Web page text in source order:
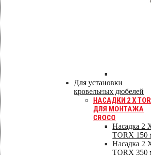
Для установки
кровельных дюбелей
НАСАДКИ 2 X
ДЛЯ МОНТАЖА
CROCO
Насадка 2
TORX 150
Насадка 2
TORX 350
ПВХ — ворот для
ПВХ — ворот для
Патрубок для дефлектора
Патрубок для дефлектора
Адаптеры для установки
дефлекторы
S — адаптер -110 для
вентиляторов Е120S на
Уплотнители для проходных элементов
Уплотнители парозатвора